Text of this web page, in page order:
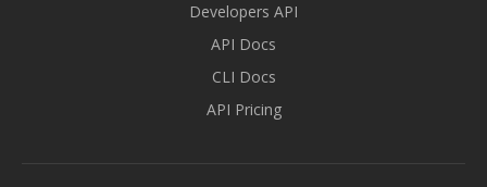
Developers API
API Docs
CLI Docs
API Pricing